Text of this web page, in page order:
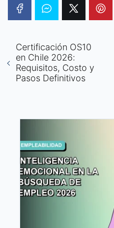
Certificación OS10
en Chile 2026:
Requisitos, Costo y
Pasos Definitivos